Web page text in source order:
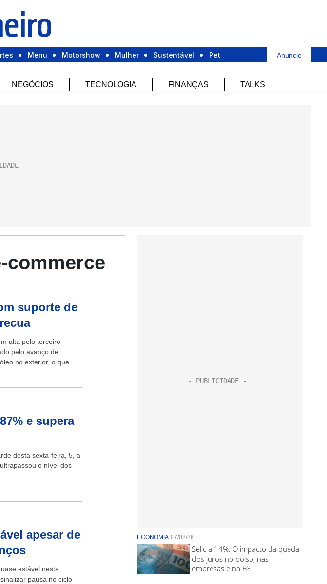
Menu Motorshow Mulher Sustentável Pet Anuncie
NEGÓCIOS TECNOLOGIA FINANÇAS TALKS
commerce
suporte de
alta pelo terceiro
pelo avanço de
no exterior, o que
e supera
desta sexta-feira, 5, a
o nível dos
apesar de
estável nesta
pausa no ciclo
ECONOMIA 07/08/26
Selic a 14%: O impacto da queda
dos juros no bolso, nas
empresas e na B3